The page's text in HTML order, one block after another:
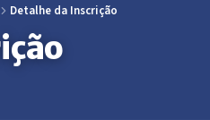
Detalhe da Inscrição